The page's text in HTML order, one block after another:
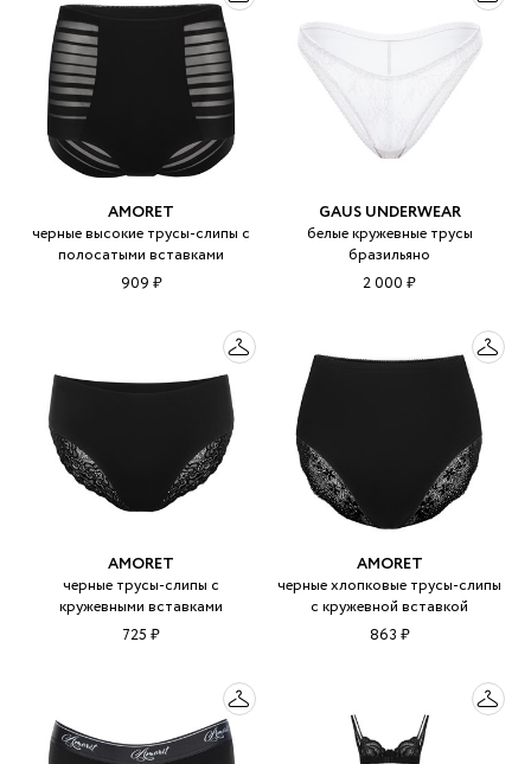
AMORET
черные высокие трусы-слипы с
полосатыми вставками
909 ₽
GAUS UNDERWEAR
белые кружевные трусы
бразильяно
2 000 ₽
AMORET
черные трусы-слипы с
кружевными вставками
725 ₽
AMORET
черные хлопковые трусы-слипы
с кружевной вставкой
863 ₽